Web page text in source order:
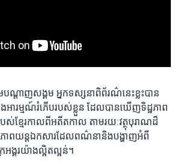
បណ្តាញ​សង្គម ​អ្នក​ទស្សនា​ពិព័រណ៌​នេះ​ខ្លះ​បាន​
អារម្មណ៍​រំភើប​របស់​ខ្លួន ​ដែល​បាន​ឃើញ​ទិដ្ឋភាព​
បស់​ខ្មែរ​កាលពី​អតីតកាល តាម​រយៈ​វត្ថុ​បុរាណ​ដ៏​
ភាពយន្ត​ឯកសារ​ដែល​ពណ៌នា​និង​បង្ហាញ​អំពី​
អង្គរ​យ៉ាង​ល្អិតល្អន់។